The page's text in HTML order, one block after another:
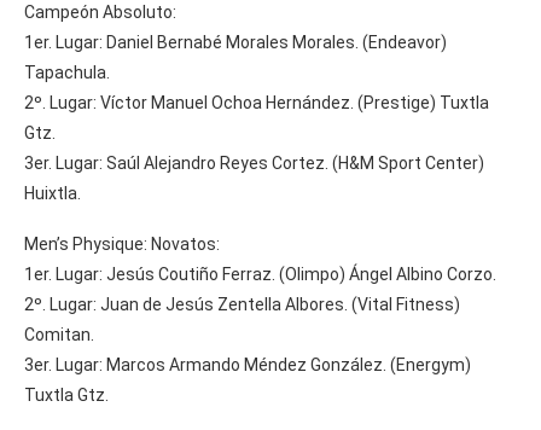
Campeón Absoluto:
1er. Lugar: Daniel Bernabé Morales Morales. (Endeavor)
Tapachula.
2º. Lugar: Víctor Manuel Ochoa Hernández. (Prestige) Tuxtla
Gtz.
3er. Lugar: Saúl Alejandro Reyes Cortez. (H&M Sport Center)
Huixtla.
Men’s Physique: Novatos:
1er. Lugar: Jesús Coutiño Ferraz. (Olimpo) Ángel Albino Corzo.
2º. Lugar: Juan de Jesús Zentella Albores. (Vital Fitness)
Comitan.
3er. Lugar: Marcos Armando Méndez González. (Energym)
Tuxtla Gtz.